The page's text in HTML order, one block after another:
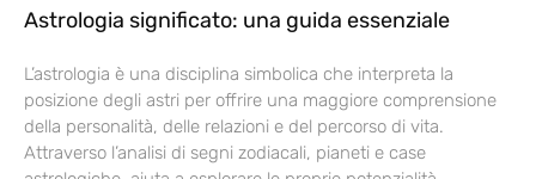
Astrologia significato: una guida essenziale
L’astrologia è una disciplina simbolica che interpreta la
posizione degli astri per offrire una maggiore comprensione
della personalità, delle relazioni e del percorso di vita.
Attraverso l’analisi di segni zodiacali, pianeti e case